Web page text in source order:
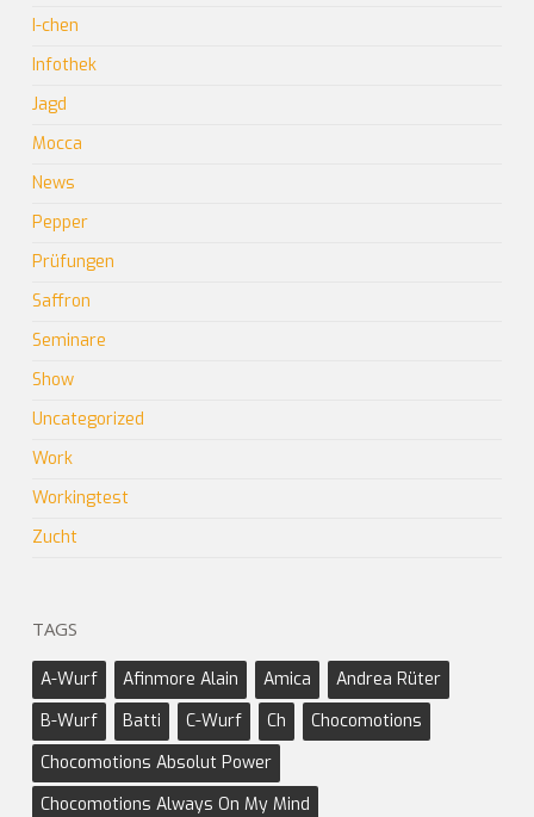
I-chen
Infothek
Jagd
Mocca
News
Pepper
Prüfungen
Saffron
Seminare
Show
Uncategorized
Work
Workingtest
Zucht
TAGS
A-Wurf Afinmore Alain Amica
Andrea Rüter
B-Wurf
Batti C-Wurf Ch
Chocomotions
Chocomotions Absolut Power
Chocomotions Always On My Mind